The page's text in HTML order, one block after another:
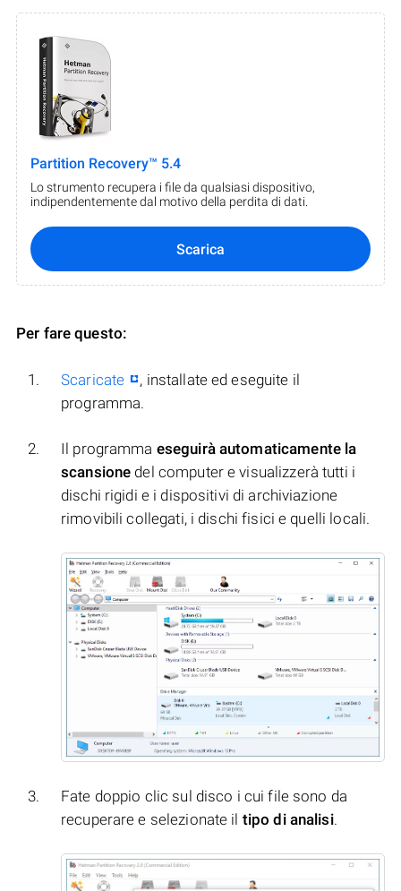
Partition Recovery™ 5.4
Lo strumento recupera i file da qualsiasi dispositivo,
indipendentemente dal motivo della perdita di dati.
Scarica
Per fare questo:
Scaricate
, installate ed eseguite il
programma.
Il programma eseguirà automaticamente la
scansione del computer e visualizzerà tutti i
dischi rigidi e i dispositivi di archiviazione
rimovibili collegati, i dischi fisici e quelli locali.
Fate doppio clic sul disco i cui file sono da
recuperare e selezionate il tipo di analisi.